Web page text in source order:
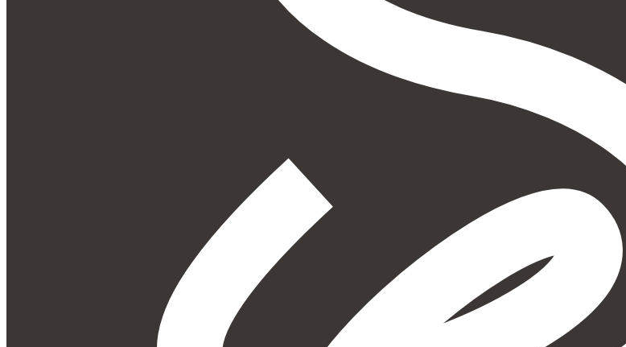
איזה פורמט בא לך?
מודפס
מחיר על הספר: ₪